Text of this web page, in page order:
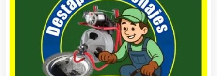
Asesores Técnicos
Asesoría Fiscal
Asilos